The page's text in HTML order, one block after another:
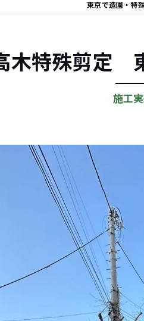
東京で造園・特
施工
木特殊剪定